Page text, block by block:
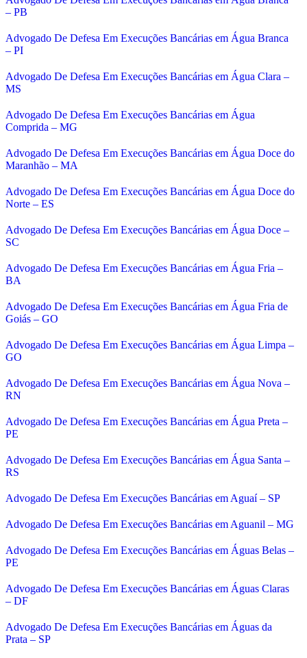
– PB
Advogado De Defesa Em Execuções Bancárias em Água Branca
– PI
Advogado De Defesa Em Execuções Bancárias em Água Clara –
MS
Advogado De Defesa Em Execuções Bancárias em Água
Comprida – MG
Advogado De Defesa Em Execuções Bancárias em Água Doce do
Maranhão – MA
Advogado De Defesa Em Execuções Bancárias em Água Doce do
Norte – ES
Advogado De Defesa Em Execuções Bancárias em Água Doce –
SC
Advogado De Defesa Em Execuções Bancárias em Água Fria –
BA
Advogado De Defesa Em Execuções Bancárias em Água Fria de
Goiás – GO
Advogado De Defesa Em Execuções Bancárias em Água Limpa –
GO
Advogado De Defesa Em Execuções Bancárias em Água Nova –
RN
Advogado De Defesa Em Execuções Bancárias em Água Preta –
PE
Advogado De Defesa Em Execuções Bancárias em Água Santa –
RS
Advogado De Defesa Em Execuções Bancárias em Aguaí – SP
Advogado De Defesa Em Execuções Bancárias em Aguanil – MG
Advogado De Defesa Em Execuções Bancárias em Águas Belas –
PE
Advogado De Defesa Em Execuções Bancárias em Águas Claras
– DF
Advogado De Defesa Em Execuções Bancárias em Águas da
Prata – SP